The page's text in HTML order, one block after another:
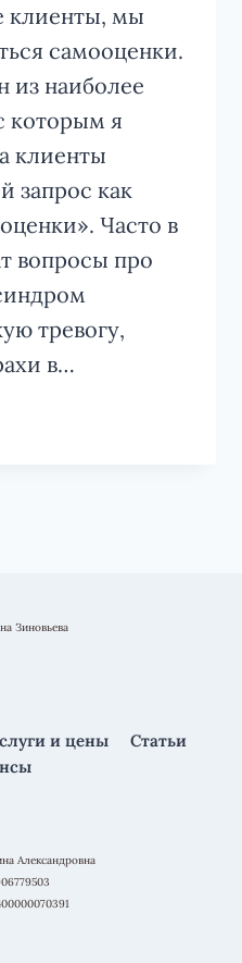
клиенты, мы
самооценки.
из наиболее
которым я
клиенты
запрос как
Часто в
вопросы про
тревогу,
в…
и цены
Статьи
Александровна